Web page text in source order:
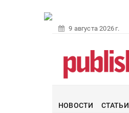
9 августа 2026 г.
НОВОСТИ СТАТЬИ